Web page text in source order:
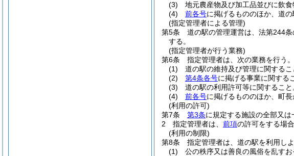
(3)
地元農産物及び加工品並びに飲食
(4)
前各号に掲げるもののほか、道
(指定管理者による管理)
第5条
道の駅の管理運営は、法第244
する。
(指定管理者が行う業務)
第6条
指定管理者は、次の業務を行う。
(1)
道の駅の維持及び管理に関するこ
(2)
第4条各号に掲げる事業に関する
(3)
道の駅の利用許可等に関すること
(4)
前各号に掲げるもののほか、町
(利用の許可)
第7条
第3条に規定する施設の全部又
2
指定管理者は、 前項の許可をする場
(利用の制限)
第8条
指定管理者は、道の駅を利用し
(1)
公の秩序又は善良の風俗を乱すお